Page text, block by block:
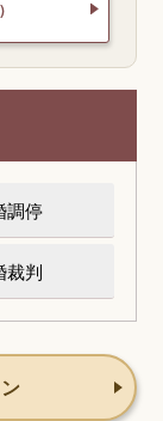
調停
裁判